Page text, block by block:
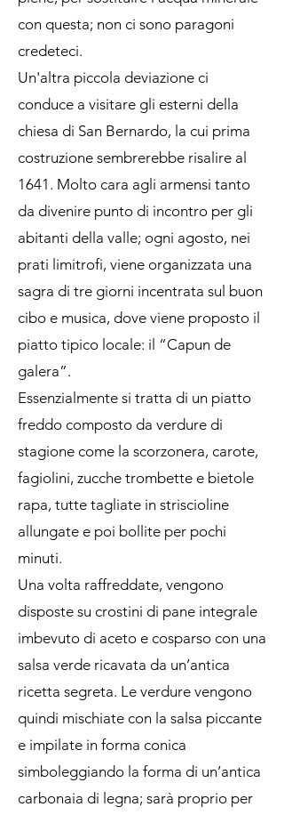
con questa; non ci sono paragoni
credeteci.
Un'altra piccola deviazione ci
conduce a visitare gli esterni della
chiesa di San Bernardo, la cui prima
costruzione sembrerebbe risalire al
1641. Molto cara agli armensi tanto
da divenire punto di incontro per gli
abitanti della valle; ogni agosto, nei
prati limitrofi, viene organizzata una
sagra di tre giorni incentrata sul buon
cibo e musica, dove viene proposto il
piatto tipico locale: il “Capun de
galera”.
Essenzialmente si tratta di un piatto
freddo composto da verdure di
stagione come la scorzonera, carote,
fagiolini, zucche trombette e bietole
rapa, tutte tagliate in striscioline
allungate e poi bollite per pochi
minuti.
Una volta raffreddate, vengono
disposte su crostini di pane integrale
imbevuto di aceto e cosparso con una
salsa verde ricavata da un’antica
ricetta segreta. Le verdure vengono
quindi mischiate con la salsa piccante
e impilate in forma conica
simboleggiando la forma di un’antica
carbonaia di legna; sarà proprio per